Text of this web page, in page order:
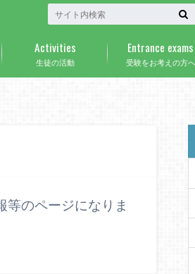
生徒の活動
Activities
受験をお考えの方へ
Entrance exams
等のページになりま